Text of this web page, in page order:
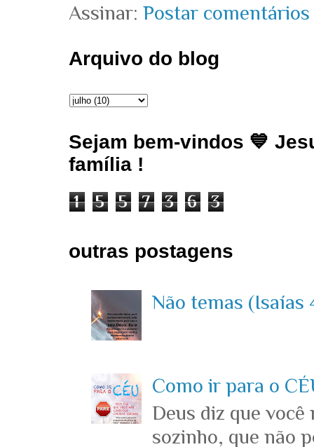
Assinar:Postar
Arquivo do blog
Sejam bem-vindos 💙
família !
1 5 5 7 3 6 3
outras postagens
Não temas (Isaías
Como ir para o
Deus diz que você
sozinho, que não